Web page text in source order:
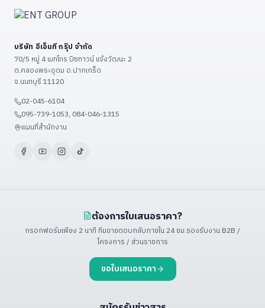
ดูเพิ่มเติม (+7)
27" – 32" Conference
ดูเพิ่มเติม (+13)
Government — ราชการ/รัฐวิสาหกิจ
Restaurant & POS / KIOSK
Food Factory — โรงงานอาหาร
ดูเพิ่มเติม (+9)
ลงทะเบียนสินค้า
เงื่อนไขรับประกัน
วิธีชำระเงิน
ติดต่อเรา / แผนที่
ดูเพิ่มเติม (+3)
บริษัท อีเอ็นที กรุ๊ป จำกัด
70/5 หมู่ 4 เมทโทร บิซทาวน์ แจ้งวัฒนะ 2
ต.คลองพระอุดม อ.ปากเกร็ด
จ.นนทบุรี 11120
02-045-6104
095-739-1053, 084-046-1315
แผนที่สำนักงาน
ต้องการใบเสนอราคา?
กรอกฟอร์มเพียง 2 นาที ทีมขายตอบกลับภายใน 24 ชม.รองรับงาน B2B /
โครงการ / ส่วนราชการ
ขอใบเสนอราคา